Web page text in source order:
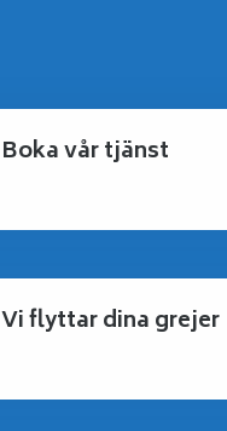
Boka vår tjänst
Vi flyttar dina grejer